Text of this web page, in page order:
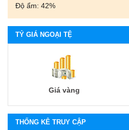
Độ ẩm: 42%
TỶ GIÁ NGOẠI TỆ
Giá vàng
THỐNG KÊ TRUY CẬP